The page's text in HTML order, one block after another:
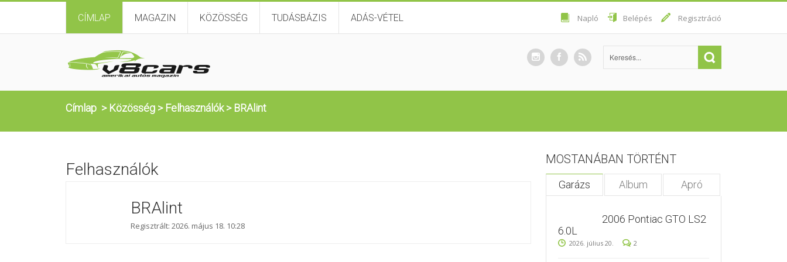
CÍMLAP MAGAZIN KÖZÖSSÉG TUDÁSBÁZIS ADÁS-VÉTEL Napló Belépés Regisztráció
Címlap > Közösség > Felhasználók> BRAlint
Felhasználók
BRAlint
Regisztrált: 2026. május 18. 10:28
MOSTANÁBAN TÖRTÉNT
Garázs Album Apró
2006 Pontiac GTO LS2
6.0L
2026. július 20. 2